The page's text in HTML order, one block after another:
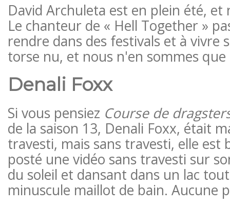
David Archuleta est en plein été, et
Le chanteur de « Hell Together »
rendre dans des festivals et à vivre
torse nu, et nous n'en sommes
Denali Foxx
Si vous pensiez Course de
de la saison 13, Denali Foxx, était
travesti, mais sans travesti, elle est
posté une vidéo sans travesti sur
du soleil et dansant dans un lac
minuscule maillot de bain. Aucune